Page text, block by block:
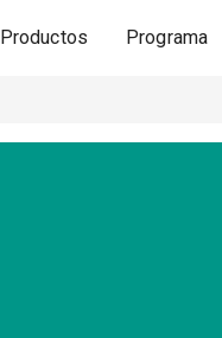
Productos Programa